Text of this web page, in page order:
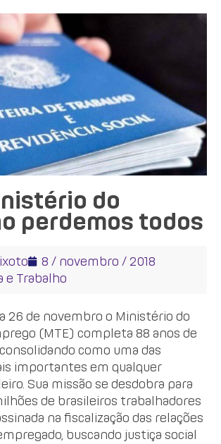
do
perdemos todos
8 / novembro / 2018
e Trabalho
26 de novembro o Ministério do
(MTE) completa 88 anos de
como uma das
importantes em qualquer
Sua missão se desdobra para
de brasileiros trabalhadores
na fiscalização das relações
buscando justiça social